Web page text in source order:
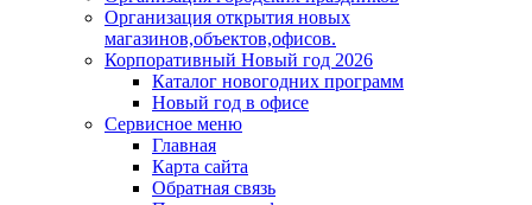
Организация открытия новых
магазинов,объектов,офисов.
Корпоративный Новый год 2026
Каталог новогодних программ
Новый год в офисе
Сервисное меню
Главная
Карта сайта
Обратная связь